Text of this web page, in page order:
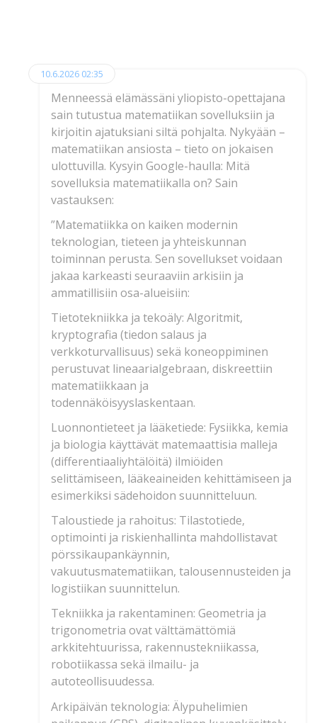
10.6.2026 02:35
Menneessä elämässäni yliopisto-opettajana
sain tutustua matematiikan sovelluksiin ja
kirjoitin ajatuksiani siltä pohjalta. Nykyään –
matematiikan ansiosta – tieto on jokaisen
ulottuvilla. Kysyin Google-haulla: Mitä
sovelluksia matematiikalla on? Sain
vastauksen:
”Matematiikka on kaiken modernin
teknologian, tieteen ja yhteiskunnan
toiminnan perusta. Sen sovellukset voidaan
jakaa karkeasti seuraaviin arkisiin ja
ammatillisiin osa-alueisiin:
Tietotekniikka ja tekoäly: Algoritmit,
kryptografia (tiedon salaus ja
verkkoturvallisuus) sekä koneoppiminen
perustuvat lineaarialgebraan, diskreettiin
matematiikkaan ja
todennäköisyyslaskentaan.
Luonnontieteet ja lääketiede: Fysiikka, kemia
ja biologia käyttävät matemaattisia malleja
(differentiaaliyhtälöitä) ilmiöiden
selittämiseen, lääkeaineiden kehittämiseen ja
esimerkiksi sädehoidon suunnitteluun.
Taloustiede ja rahoitus: Tilastotiede,
optimointi ja riskienhallinta mahdollistavat
pörssikaupankäynnin,
vakuutusmatematiikan, talousennusteiden ja
logistiikan suunnittelun.
Tekniikka ja rakentaminen: Geometria ja
trigonometria ovat välttämättömiä
arkkitehtuurissa, rakennustekniikassa,
robotiikassa sekä ilmailu- ja
autoteollisuudessa.
Arkipäivän teknologia: Älypuhelimien